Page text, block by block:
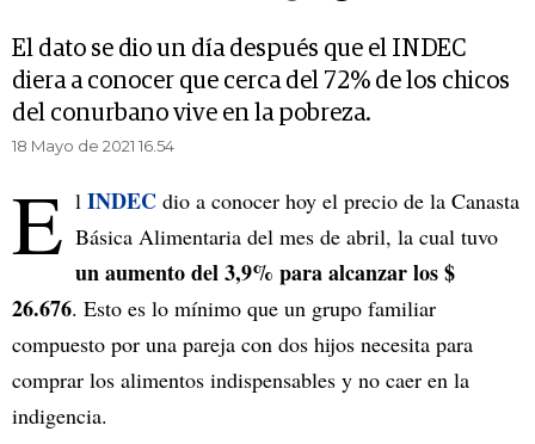
El dato se dio un día después que el INDEC
diera a conocer que cerca del 72% de los chicos
del conurbano vive en la pobreza.
18 Mayo de 2021 16.54
E l INDEC dio a conocer hoy el precio de la Canasta
Básica Alimentaria del mes de abril, la cual tuvo
un aumento del 3,9% para alcanzar los $
26.676. Esto es lo mínimo que un grupo familiar
compuesto por una pareja con dos hijos necesita para
comprar los alimentos indispensables y no caer en la
indigencia.